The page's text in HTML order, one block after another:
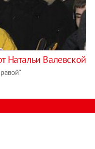
Натальи Валевской